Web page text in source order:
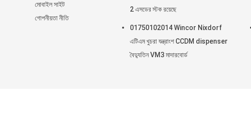
মোবাইল সাইট
গোপনীয়তা নীতি
2 এসডের স্টক রয়েছে
01750102014 Wincor Nixdorf
এটিএম খুচরা যন্ত্রাংশ CCDM dispenser
বৈদ্যুতিন VM3 মাদারবোর্ড